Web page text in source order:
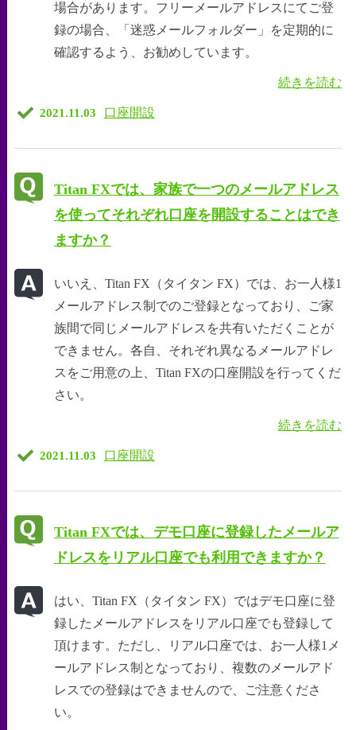
場合があります。フリーメールアドレスにてご登
録の場合、「迷惑メールフォルダー」を定期的に
確認するよう、お勧めしています。
続きを読む
2021.11.03 口座開設
Titan FXでは、家族で一つのメールアドレス
を使ってそれぞれ口座を開設することはでき
ますか？
いいえ、Titan FX（タイタン FX）では、お一人様1
メールアドレス制でのご登録となっており、ご家
族間で同じメールアドレスを共有いただくことが
できません。各自、それぞれ異なるメールアドレ
スをご用意の上、Titan FXの口座開設を行ってくだ
さい。
続きを読む
2021.11.03 口座開設
Titan FXでは、デモ口座に登録したメールア
ドレスをリアル口座でも利用できますか？
はい、Titan FX（タイタン FX）ではデモ口座に登
録したメールアドレスをリアル口座でも登録して
頂けます。ただし、リアル口座では、お一人様1メ
ールアドレス制となっており、複数のメールアド
レスでの登録はできませんので、ご注意くださ
い。